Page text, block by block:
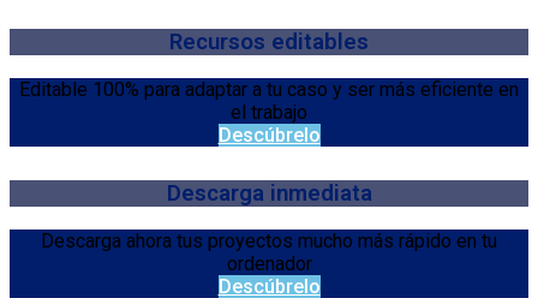
Recursos editables
Editable 100% para adaptar a tu caso y ser más eficiente en
el trabajo
Descúbrelo
Descarga inmediata
Descarga ahora tus proyectos mucho más rápido en tu
ordenador
Descúbrelo